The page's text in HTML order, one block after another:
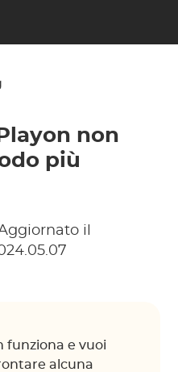
non
più
il
funziona e vuoi
alcuna